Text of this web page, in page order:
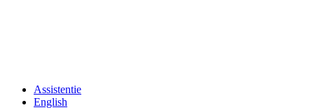
Assistentie
English